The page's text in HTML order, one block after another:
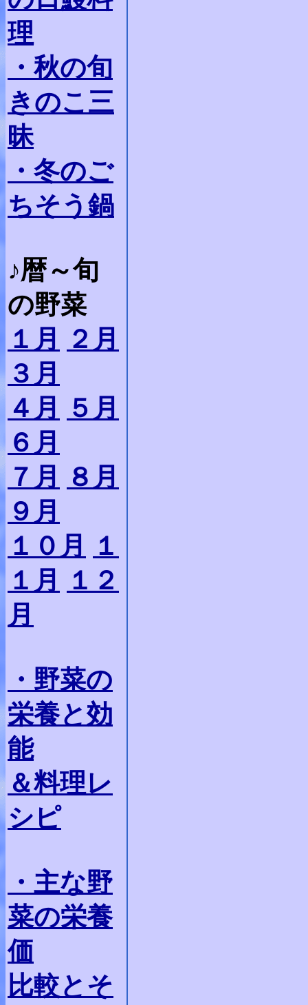
理
・秋の旬
きのこ三
昧
・冬のご
ちそう鍋
♪暦～旬
の野菜
１月
２月
３月
４月
５月
６月
７月
８月
９月
１０月
１
１月
１２
月
・野菜の
栄養と効
能
＆料理レ
シピ
・主な野
菜の栄養
価
比較とそ